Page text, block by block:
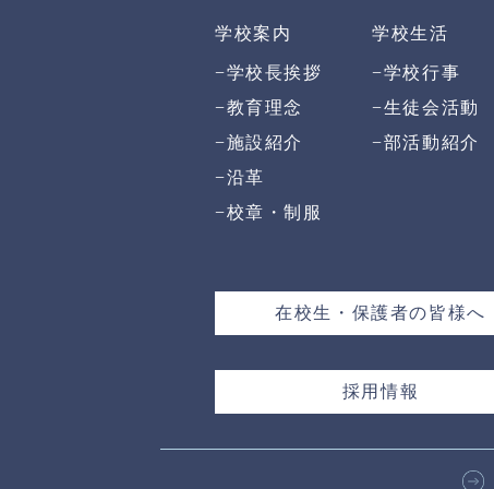
学校案内
−学校長挨拶
−教育理念
−施設紹介
−沿革
−校章・制服
学校生活
−学校行事
−生徒会活動
−部活動紹介
在校生・保護者の皆様へ
採用情報